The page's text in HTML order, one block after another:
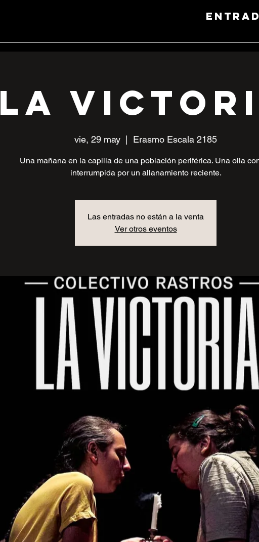
La
vie, 29 may Erasmo Escala 2185
Una mañana en la capilla de una población periférica. Una olla
interrumpida por un allanamiento reciente.
Las entradas no están a la venta
Ver otros eventos